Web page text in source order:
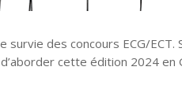
des concours ECG/
cette édition 2024 en